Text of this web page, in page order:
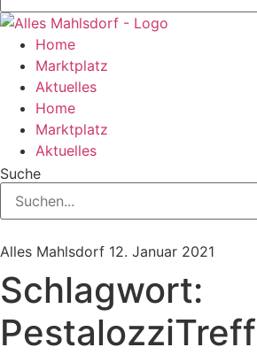
Home
Marktplatz
Aktuelles
Home
Marktplatz
Aktuelles
Suche
Alles Mahlsdorf 12. Januar 2021
Schlagwort:
PestalozziTreff